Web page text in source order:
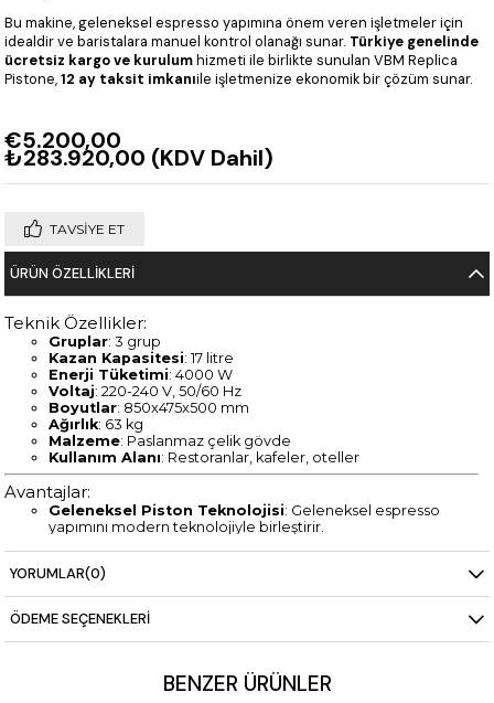
Bu makine, geleneksel espresso yapımına önem veren işletmeler için
idealdir ve baristalara manuel kontrol olanağı sunar. Türkiye genelinde
ücretsiz kargo ve kurulumhizmeti ile birlikte sunulan VBM Replica
Pistone,12 ay taksit imkanıile işletmenize ekonomik bir çözüm sunar.
€5.200,00
₺283.920,00 (KDV Dahil)
TAVSIYE ET
ÜRÜN ÖZELLIKLERI
Teknik Özellikler:
Gruplar: 3 grup
Kazan Kapasitesi: 17 litre
Enerji Tüketimi: 4000 W
Voltaj: 220-240 V, 50/60 Hz
Boyutlar: 850x475x500 mm
Ağırlık: 63 kg
Malzeme: Paslanmaz çelik gövde
Kullanım Alanı: Restoranlar, kafeler, oteller
Avantajlar:
Geleneksel Piston Teknolojisi: Geleneksel espresso
yapımını modern teknolojiyle birleştirir.
Estetik ve Dayanıklılık
ömürlü ve şık kullanım sunar.
Manuel Kontrol
sunar, espresso yapım sürecini özelleştirir.
: 3 iş gününde teslim.
YORUMLAR(0)
ÖDEME SEÇENEKLERI
BENZER ÜRÜNLER